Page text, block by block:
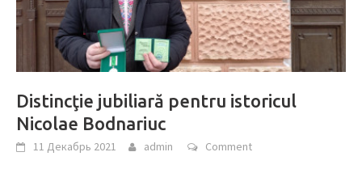
Distincţie jubiliară pentru istoricul
Nicolae Bodnariuc
11 Декабрь 2021 admin Comment